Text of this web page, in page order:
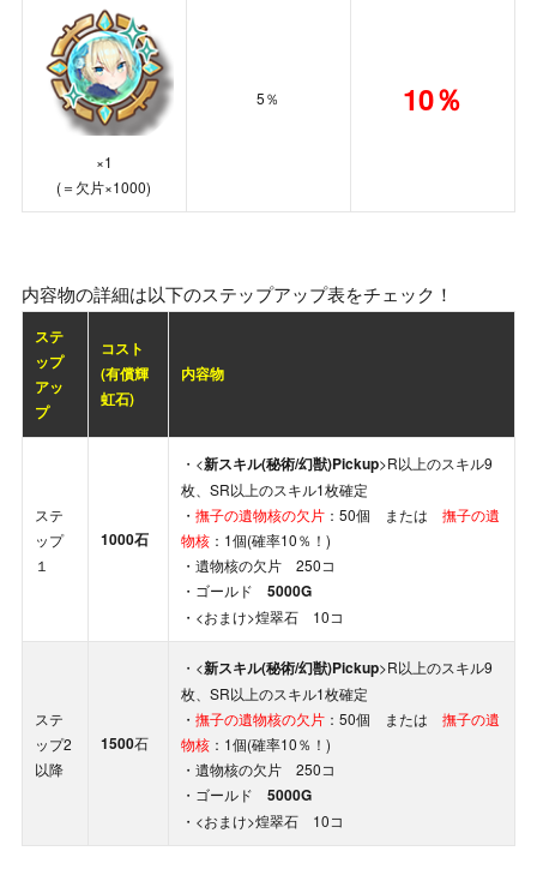
×1
(＝欠片×1000)
5％ 10％
内容物の詳細は以下のステップアップ表をチェック！
ステ
ップ
アッ
プ
コスト
(有償輝
虹石)
内容物
ステ
ップ
１
1000石
・<新スキル(秘術/幻獣)Pickup>R以上のスキル9
枚、SR以上のスキル1枚確定
・ 撫子の遺物核の欠片：50個 または 撫子の遺
物核：1個(確率10％！)
・遺物核の欠片 250コ
・ゴールド 5000G
・<おまけ>煌翠石 10コ
ステ
ップ2
以降
1500石
・<新スキル(秘術/幻獣)Pickup>R以上のスキル9
枚、SR以上のスキル1枚確定
・ 撫子の遺物核の欠片：50個 または 撫子の遺
物核：1個(確率10％！)
・遺物核の欠片 250コ
・ゴールド 5000G
・<おまけ>煌翠石 10コ